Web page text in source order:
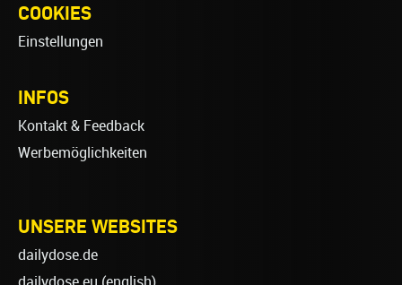
COOKIES
Einstellungen
INFOS
Kontakt & Feedback
Werbemöglichkeiten
UNSERE WEBSITES
dailydose.de
dailydose.eu (english)